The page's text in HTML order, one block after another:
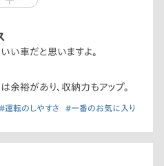
い車だと思いますよ。
裕があり、収納力もアップ。
#運転のしやすさ #一番のお気に入り